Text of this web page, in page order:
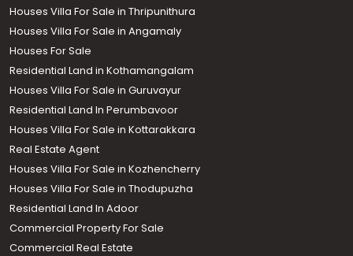
Houses Villa For Sale in Thripunithura
Houses Villa For Sale in Angamaly
Houses For Sale
Residential Land in Kothamangalam
Houses Villa For Sale in Guruvayur
Residential Land In Perumbavoor
Houses Villa For Sale in Kottarakkara
Real Estate Agent
Houses Villa For Sale in Kozhencherry
Houses Villa For Sale in Thodupuzha
Residential Land In Adoor
Commercial Property For Sale
Commercial Real Estate